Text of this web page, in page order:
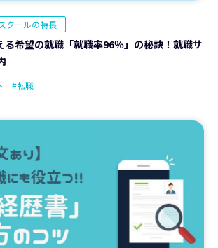
クールの特長
希望の就職「就職率96％」の秘訣！就職サ
#転職